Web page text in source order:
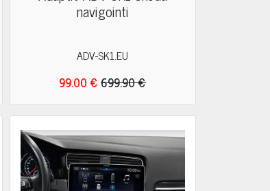
navigointi
ADV-SK1.EU
99.00 €699.90 €